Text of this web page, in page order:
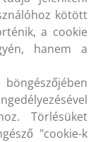
kötött
a cookie
hanem a
Törlésüket
"cookie-k